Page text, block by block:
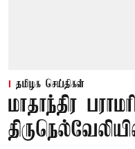
தமிழக செய்திகள்
மாதாந்திர